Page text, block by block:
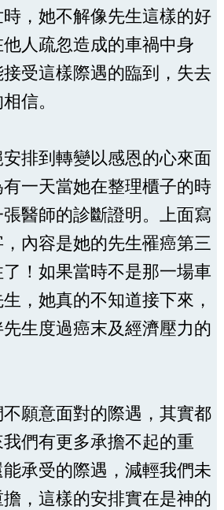
，她不解像先生這樣的好
人疏忽造成的車禍中身
受這樣際遇的臨到，失去
信。
排到轉變以感恩的心來面
一天當她在整理櫃子的時
醫師的診斷證明。上面寫
內容是她的先生罹癌第三
！如果當時不是那一場車
，她真的不知道接下來，
生度過癌末及經濟壓力的
願意面對的際遇，其實都
們有更多承擔不起的重
承受的際遇，減輕我們未
，這樣的安排實在是神的